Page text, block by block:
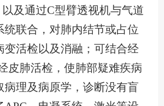
及通过C型臂透视机与气道
统联合，对肺内结节或占位
变活检以及消融；可结合经
皮肺活检，使肺部疑难疾病
病理及病原学，诊断没有盲